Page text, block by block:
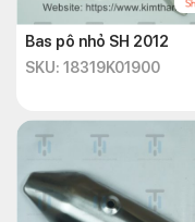
Bas pô nhỏ SH 2012
SKU: 18319K01900